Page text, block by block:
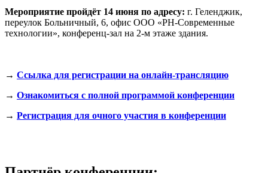
Мероприятие пройдёт 14 июня по адресу: г. Геленджик,
переулок Больничный, 6, офис ООО «РН-Современные
технологии», конференц-зал на 2-м этаже здания.
→ Ссылка для регистрации на онлайн-трансляцию
→ Ознакомиться с полной программой конференции
→ Регистрация для очного участия в конференции